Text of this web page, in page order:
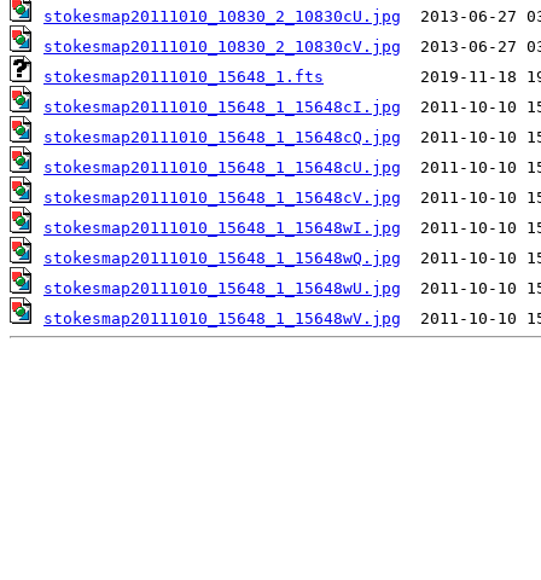
stokesmap20111010_10830_2_10830cU.jpg
stokesmap20111010_10830_2_10830cV.jpg
stokesmap20111010_15648_1.fts
stokesmap20111010_15648_1_15648cI.jpg
stokesmap20111010_15648_1_15648cQ.jpg
stokesmap20111010_15648_1_15648cU.jpg
stokesmap20111010_15648_1_15648cV.jpg
stokesmap20111010_15648_1_15648wI.jpg
stokesmap20111010_15648_1_15648wQ.jpg
stokesmap20111010_15648_1_15648wU.jpg
stokesmap20111010_15648_1_15648wV.jpg